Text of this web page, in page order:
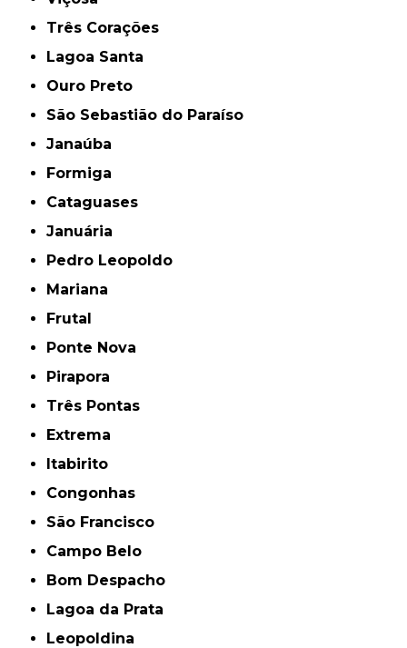
Três Corações
Lagoa Santa
Ouro Preto
São Sebastião do Paraíso
Janaúba
Formiga
Cataguases
Januária
Pedro Leopoldo
Mariana
Frutal
Ponte Nova
Pirapora
Três Pontas
Extrema
Itabirito
Congonhas
São Francisco
Campo Belo
Bom Despacho
Lagoa da Prata
Leopoldina